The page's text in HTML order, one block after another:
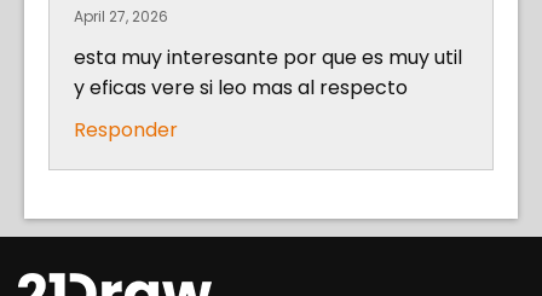
April 27, 2026
esta muy interesante por que es muy util
y eficas vere si leo mas al respecto
Responder